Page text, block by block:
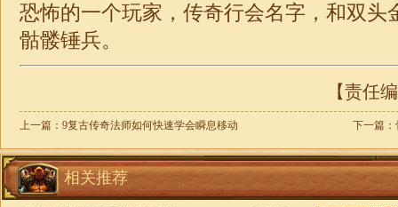
恐怖的一个玩家， 传奇行会名字，和双头
骷髅锤兵。
【责任
上一篇： 9复古传奇法师如何快速学会瞬息移动 下一篇：
相关推荐